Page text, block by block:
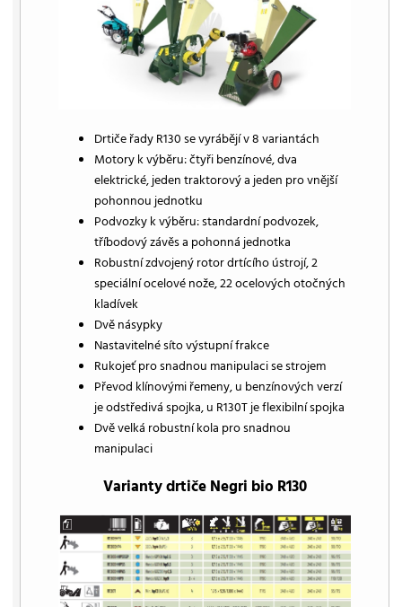
Drtiče řady R130 se vyrábějí v 8 variantách
Motory k výběru: čtyři benzínové, dva
elektrické, jeden traktorový a jeden pro vnější
pohonnou jednotku
Podvozky k výběru: standardní podvozek,
tříbodový závěs a pohonná jednotka
Robustní zdvojený rotor drtícího ústrojí, 2
speciální ocelové nože, 22 ocelových otočných
kladívek
Dvě násypky
Nastavitelné síto výstupní frakce
Rukojeť pro snadnou manipulaci se strojem
Převod klínovými řemeny, u benzínových verzí
je odstředivá spojka, u R130T je flexibilní spojka
Dvě velká robustní kola pro snadnou
manipulaci
Varianty drtiče Negri bio R130